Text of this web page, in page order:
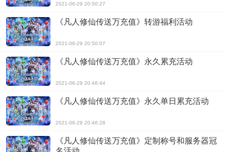
2021-06-29 20:50:27
《凡人修仙传送万充值》转游福利活动
2021-06-29 20:50:07
《凡人修仙传送万充值》永久累充活动
2021-06-29 20:46:44
《凡人修仙传送万充值》永久单日累充活动
2021-06-29 20:46:28
《凡人修仙传送万充值》定制称号和服务器冠